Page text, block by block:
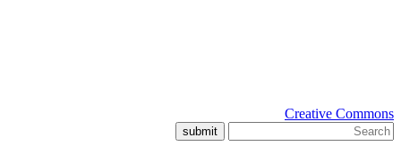
Creative Commons
submit